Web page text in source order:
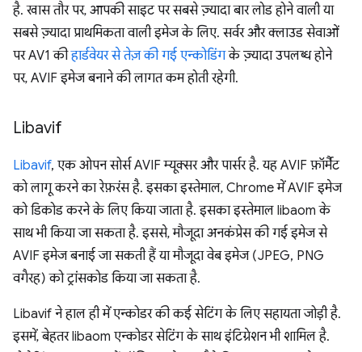
है. खास तौर पर, आपकी साइट पर सबसे ज़्यादा बार लोड होने वाली या
सबसे ज़्यादा प्राथमिकता वाली इमेज के लिए. सर्वर और क्लाउड सेवाओं
पर AV1 कीहार्डवेयर से तेज़ की गई एन्कोडिंगके ज़्यादा उपलब्ध होने
पर, AVIF इमेज बनाने की लागत कम होती रहेगी.
Libavif
Libavif, एक ओपन सोर्स AVIF म्यूक्सर और पार्सर है. यह AVIF फ़ॉर्मैट
को लागू करने का रेफ़रंस है. इसका इस्तेमाल, Chrome में AVIF इमेज
को डिकोड करने के लिए किया जाता है. इसका इस्तेमाल libaom के
साथ भी किया जा सकता है. इससे, मौजूदा अनकंप्रेस की गई इमेज से
AVIF इमेज बनाई जा सकती हैं या मौजूदा वेब इमेज (JPEG, PNG
वगैरह) को ट्रांसकोड किया जा सकता है.
Libavif ने हाल ही में एन्कोडर की कई सेटिंग के लिए सहायता जोड़ी है.
इसमें, बेहतर libaom एन्कोडर सेटिंग के साथ इंटिग्रेशन भी शामिल है.